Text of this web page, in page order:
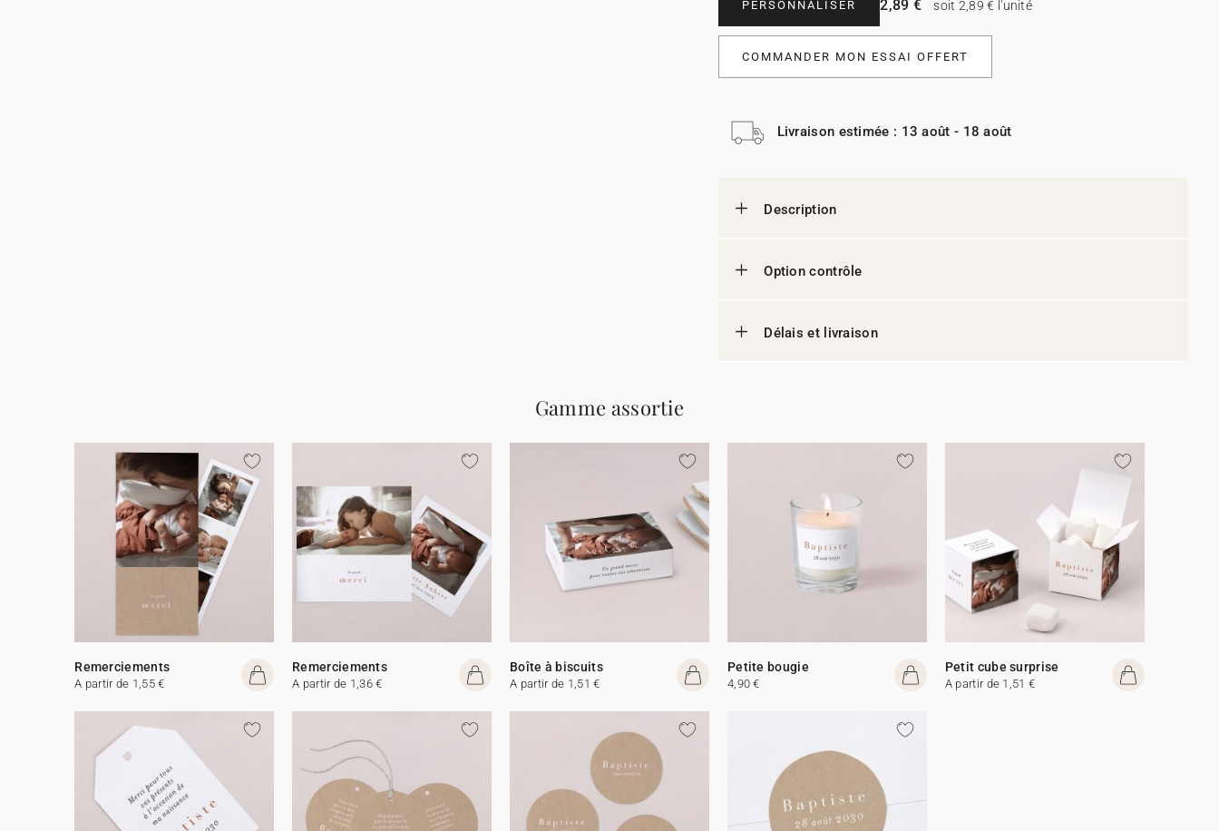
PERSONNALISER 2,89 € soit 2,89 € l'unité
COMMANDER MON ESSAI OFFERT
Livraison estimée : 13 août - 18 août
Description
Option contrôle
Délais et livraison
Gamme assortie
Remerciements
A partir de 1,55 €
Remerciements
A partir de 1,36 €
Boîte à biscuits
A partir de 1,51 €
Petite bougie
4,90 €
Petit cube surprise
A partir de 1,51 €